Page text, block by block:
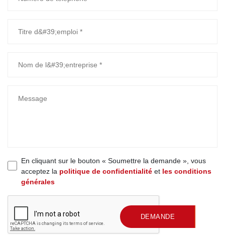
En cliquant sur le bouton « Soumettre la demande », vous
acceptez la politique de confidentialité et les conditions
générales
SOUMETTRE UNE DEMANDE